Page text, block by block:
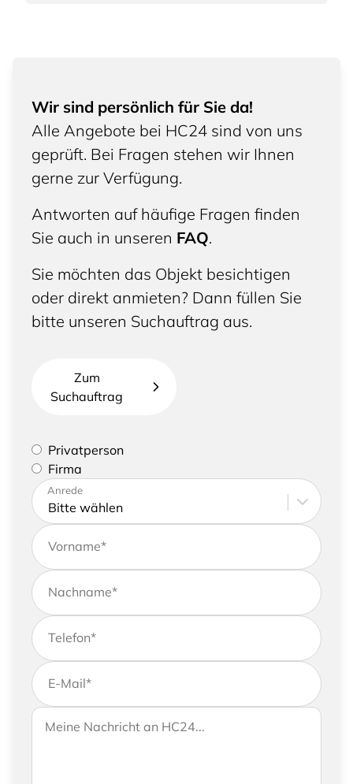
Wir sind persönlich für Sie da!
Alle Angebote bei HC24 sind von uns
geprüft. Bei Fragen stehen wir Ihnen
gerne zur Verfügung.
Antworten auf häufige Fragen finden
Sie auch in unseren FAQ.
Sie möchten das Objekt besichtigen
oder direkt anmieten? Dann füllen Sie
bitte unseren Suchauftrag aus.
Zum
Suchauftrag
Bitte geben Sie an, ob Sie eine Privatperson sind
oder eine Firma vertreten
Privatperson
Firma
Bitte tragen Sie Ihre Adresse sowie
Kontaktdaten ein
Anrede
Vorname*
Nachname*
Telefon*
E-Mail*
Wenn Sie uns weitere Informationen zukommen
lassen möchten, können Sie Ihrer Anfrage gerne
Ihre Nachricht an HC24